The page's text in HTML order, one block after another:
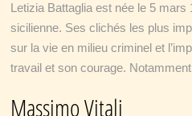
Letizia Battaglia est née le 5
sicilienne. Ses clichés les plus
sur la vie en milieu criminel et
travail et son courage.
Massimo Vitali